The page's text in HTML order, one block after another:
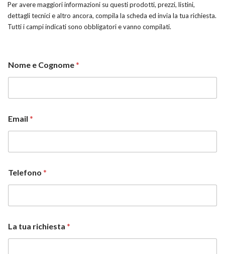
Per avere maggiori informazioni su questi prodotti, prezzi, listini,
dettagli tecnici e altro ancora, compila la scheda ed invia la tua richiesta.
Tutti i campi indicati sono obbligatori e vanno compilati.
Nome e Cognome*
Email *
Telefono *
r
i
La tua richiesta *